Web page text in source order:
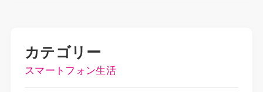
カテゴリー
スマートフォン生活